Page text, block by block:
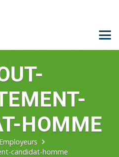
HOMME
Employeurs
candidat-homme